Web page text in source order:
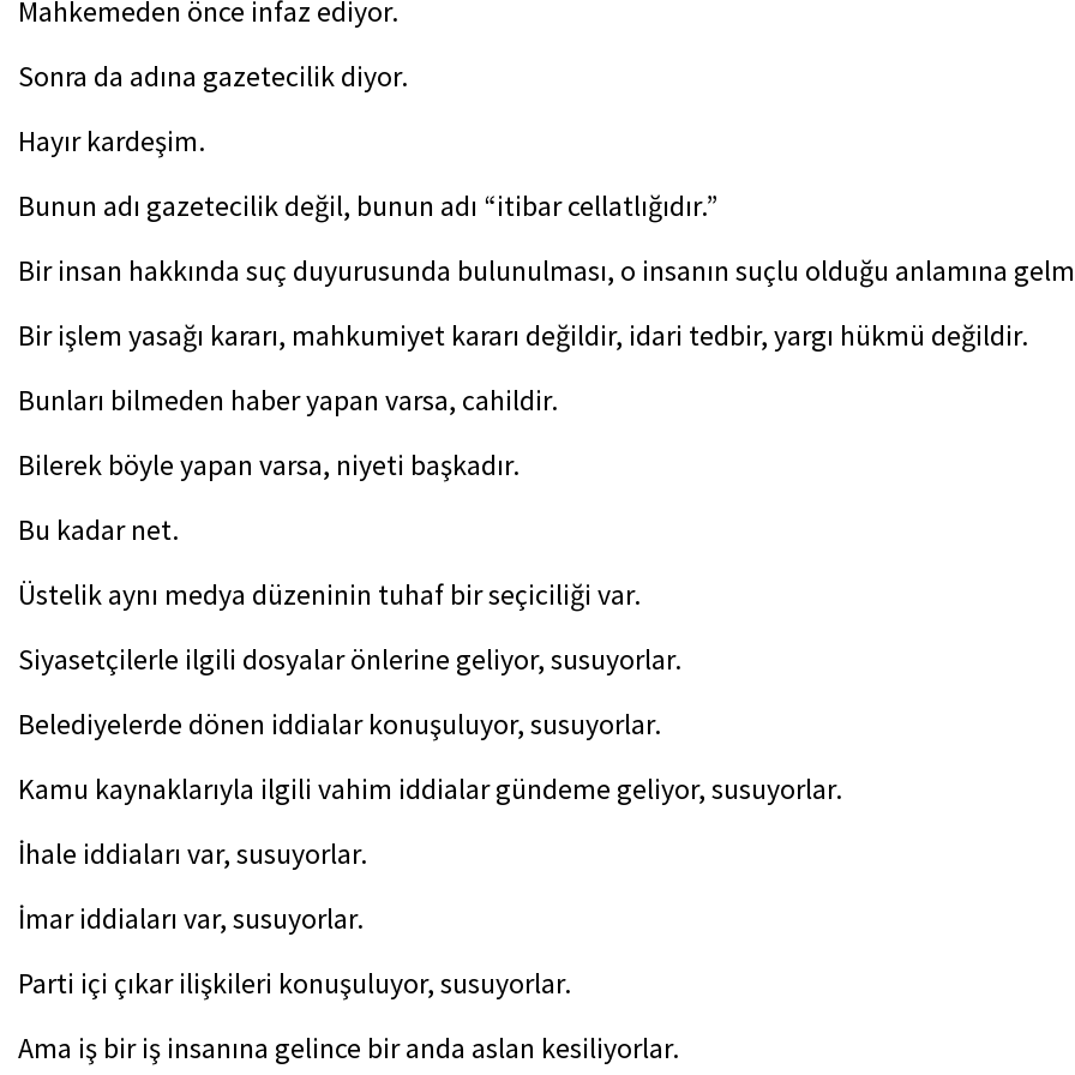
Mahkemeden önce infaz ediyor.
Sonra da adına gazetecilik diyor.
Hayır kardeşim.
Bunun adı gazetecilik değil, bunun adı “itibar cellatlığıdır.”
Bir insan hakkında suç duyurusunda bulunulması, o insanın suçlu olduğu anlamına
Bir işlem yasağı kararı, mahkumiyet kararı değildir, idari tedbir, yargı hükmü değildir.
Bunları bilmeden haber yapan varsa, cahildir.
Bilerek böyle yapan varsa, niyeti başkadır.
Bu kadar net.
Üstelik aynı medya düzeninin tuhaf bir seçiciliği var.
Siyasetçilerle ilgili dosyalar önlerine geliyor, susuyorlar.
Belediyelerde dönen iddialar konuşuluyor, susuyorlar.
Kamu kaynaklarıyla ilgili vahim iddialar gündeme geliyor, susuyorlar.
İhale iddiaları var, susuyorlar.
İmar iddiaları var, susuyorlar.
Parti içi çıkar ilişkileri konuşuluyor, susuyorlar.
Ama iş bir iş insanına gelince bir anda aslan kesiliyorlar.